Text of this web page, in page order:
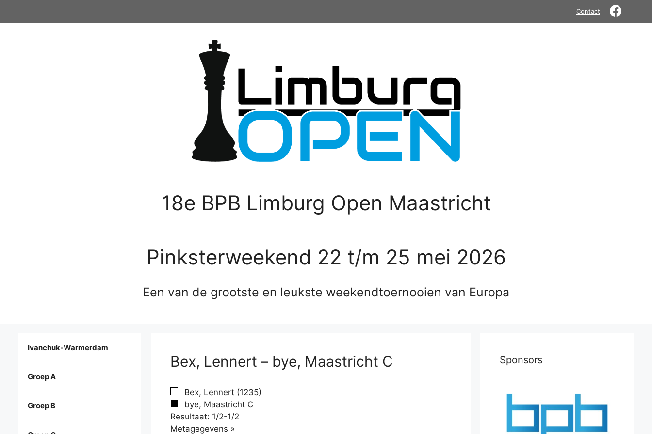
Contact
18e BPB Limburg Open Maastricht
Pinksterweekend 22 t/m 25 mei 2026
Een van de grootste en leukste weekendtoernooien van Europa
Bex, Lennert – bye, Maastricht C
Bex, Lennert (1235)
bye, Maastricht C
Resultaat: 1/2-1/2
Metagegevens »
Ivanchuk-Warmerdam
Groep A
Groep B
Sponsors